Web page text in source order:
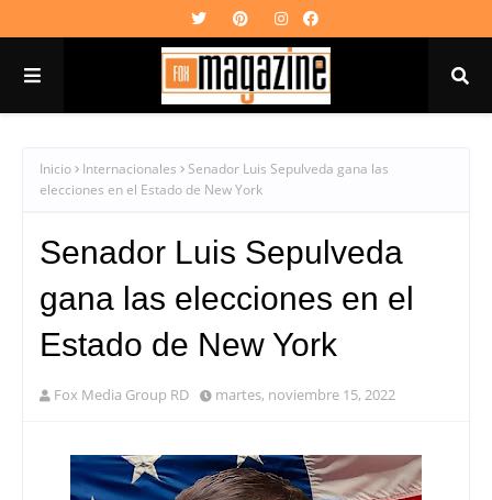
Inicio Internacionales
Senador Luis Sepulveda gana las
elecciones en el Estado de New York
Senador Luis Sepulveda
gana las elecciones en el
Estado de New York
Fox Media Group RD martes, noviembre 15, 2022